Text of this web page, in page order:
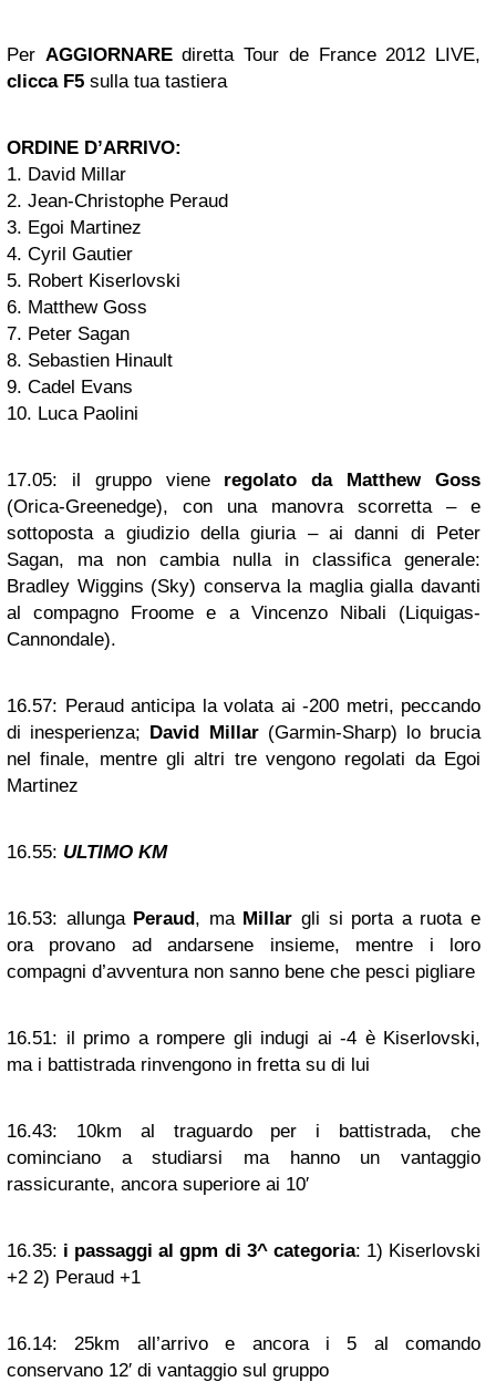
Per AGGIORNAREdiretta Tour de France 2012 LIVE,
clicca F5 sulla tua tastiera
ORDINE D’ARRIVO:
1. David Millar
2. Jean-Christophe Peraud
3. Egoi Martinez
4. Cyril Gautier
5. Robert Kiserlovski
6. Matthew Goss
7. Peter Sagan
8. Sebastien Hinault
9. Cadel Evans
10. Luca Paolini
17.05: il gruppo viene regolato da Matthew Goss
(Orica-Greenedge), con una manovra scorretta – e
sottoposta a giudizio della giuria – ai danni di Peter
Sagan, ma non cambia nulla in classifica generale:
Bradley Wiggins (Sky) conserva la maglia gialla davanti
al compagno Froome e a Vincenzo Nibali (Liquigas-
Cannondale).
16.57: Peraud anticipa la volata ai -200 metri, peccando
di inesperienza; David Millar(Garmin-Sharp) lo brucia
nel finale, mentre gli altri tre vengono regolati da Egoi
Martinez
16.55: ULTIMO KM
16.53: allunga Peraud, ma Millar gli si porta a ruota e
ora provano ad andarsene insieme, mentre i loro
compagni d’avventura non sanno bene che pesci pigliare
16.51: il primo a rompere gli indugi ai -4 è Kiserlovski,
ma i battistrada rinvengono in fretta su di lui
16.43: 10km al traguardo per i battistrada, che
cominciano a studiarsi ma hanno un vantaggio
rassicurante, ancora superiore ai 10′
16.35: i passaggi al gpm di 3^ categoria: 1) Kiserlovski
+2 2) Peraud +1
16.14: 25km all’arrivo e ancora i 5 al comando
conservano 12′ di vantaggio sul gruppo